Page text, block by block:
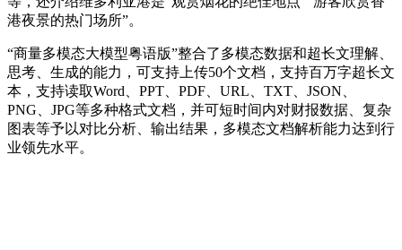
港夜景的热门场所”。
“商量多模态大模型粤语版”整合了多模态数据和超长文理解、
思考、生成的能力，可支持上传50个文档，支持百万字超长文
本，支持读取Word、PPT、PDF、URL、TXT、JSON、
PNG、JPG等多种格式文档，并可短时间内对财报数据、复杂
图表等予以对比分析、输出结果，多模态文档解析能力达到行
业领先水平。